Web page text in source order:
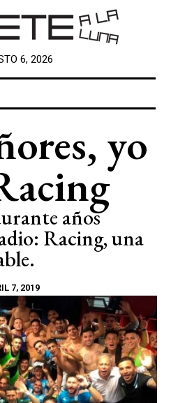
6, 2026
yo
años
Racing, una
7, 2019